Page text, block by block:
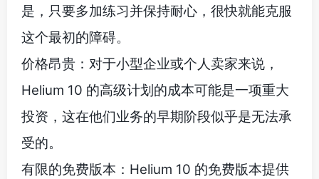
是，只要多加练习并保持耐心，很快就能克服
这个最初的障碍。
价格昂贵：对于小型企业或个人卖家来说，
Helium 10 的高级计划的成本可能是一项重大
投资，这在他们业务的早期阶段似乎是无法承
受的。
有限的免费版本：Helium 10 的免费版本提供